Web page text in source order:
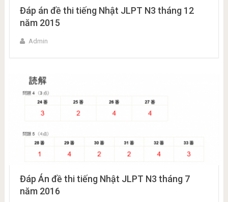
Đáp án đề thi tiếng Nhật JLPT N3 tháng 12
năm 2015
Admin
Đáp Án đề thi tiếng Nhật JLPT N3 tháng 7
năm 2016